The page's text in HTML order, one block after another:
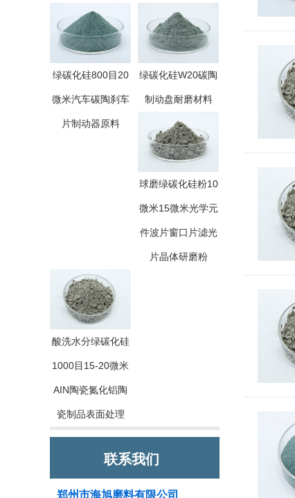
绿碳化硅800目20
微米汽车碳陶刹车
片制动器原料
绿碳化硅W20碳陶
制动盘耐磨材料
球磨绿碳化硅粉10
微米15微米光学元
件波片窗口片滤光
片晶体研磨粉
酸洗水分绿碳化硅
1000目15-20微米
AIN陶瓷氮化铝陶
瓷制品表面处理
联系我们
郑州市海旭磨料有限公司